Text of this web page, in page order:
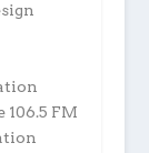
106.5 FM